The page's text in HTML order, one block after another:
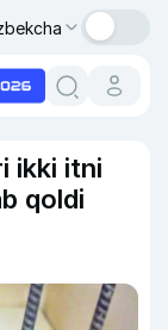
ikki itni
qoldi